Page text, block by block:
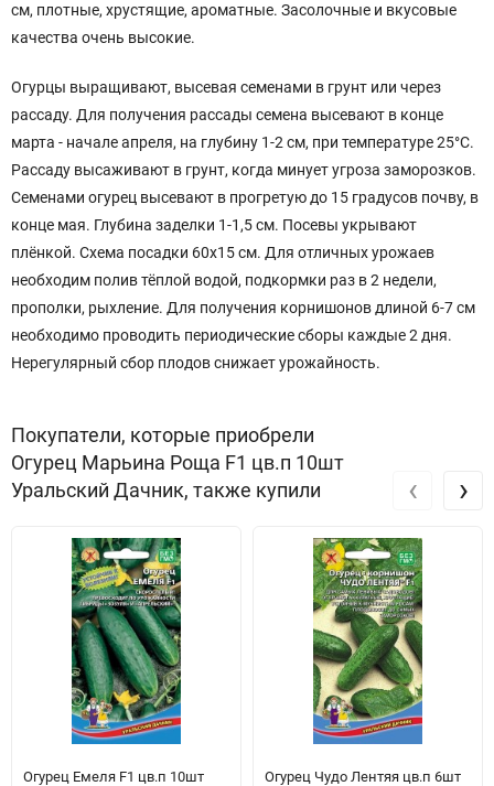
см, плотные, хрустящие, ароматные. Засолочные и вкусовые
качества очень высокие.
Огурцы выращивают, высевая семенами в грунт или через
рассаду. Для получения рассады семена высевают в конце
марта - начале апреля, на глубину 1-2 см, при температуре 25°C.
Рассаду высаживают в грунт, когда минует угроза заморозков.
Семенами огурец высевают в прогретую до 15 градусов почву, в
конце мая. Глубина заделки 1-1,5 см. Посевы укрывают
плёнкой. Схема посадки 60х15 см. Для отличных урожаев
необходим полив тёплой водой, подкормки раз в 2 недели,
прополки, рыхление. Для получения корнишонов длиной 6-7 см
необходимо проводить периодические сборы каждые 2 дня.
Нерегулярный сбор плодов снижает урожайность.
Покупатели, которые приобрели
Огурец Марьина Роща F1 цв.п 10шт
Уральский Дачник, также купили
Огурец Емеля F1 цв.п 10шт
Огурец Чудо Лентяя цв.п 6шт
‹ ›